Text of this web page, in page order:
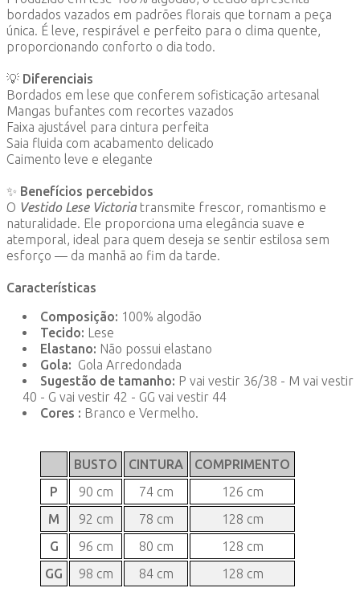
bordados vazados em padrões florais que tornam a peça
única. É leve, respirável e perfeito para o clima quente,
proporcionando conforto o dia todo.
💡 Diferenciais
Bordados em lese que conferem sofisticação artesanal
Mangas bufantes com recortes vazados
Faixa ajustável para cintura perfeita
Saia fluida com acabamento delicado
Caimento leve e elegante
✨ Benefícios percebidos
O Vestido Lese Victoriatransmite frescor, romantismo e
naturalidade. Ele proporciona uma elegância suave e
atemporal, ideal para quem deseja se sentir estilosa sem
esforço — da manhã ao fim da tarde.
Características
Composição: 100% algodão
Tecido: Lese
Elastano: Não possui elastano
Gola: Gola Arredondada
Sugestão de tamanho: P vai vestir 36/38 - M vai vestir
40 - G vai vestir 42 - GG vai vestir 44
Cores : Branco e Vermelho.
BUSTO CINTURA
COMPRIMENTO
P
90 cm 74 cm
126 cm
M
92 cm 78 cm
128 cm
G
96 cm 80 cm
128 cm
GG
98 cm 84 cm 128 cm